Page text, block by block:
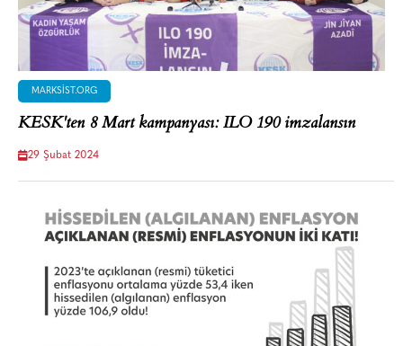
MARKSIST.ORG
KESK'ten 8 Mart kampanyası: ILO 190 imzalansın
29 Şubat 2024